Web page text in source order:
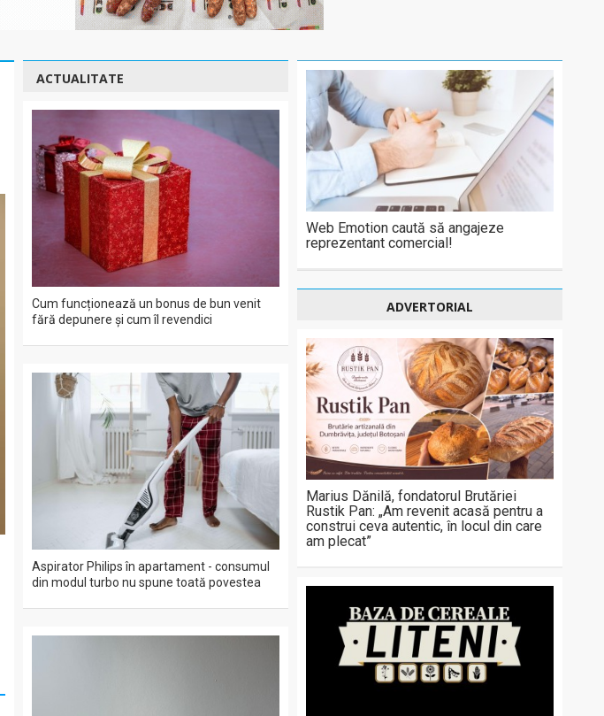
ACTUALITATE
Cum funcționează un bonus de bun venit
fără depunere și cum îl revendici
Aspirator Philips în apartament - consumul
din modul turbo nu spune toată povestea
Web Emotion caută să angajeze
reprezentant comercial!
ADVERTORIAL
Marius Dănilă, fondatorul Brutăriei
Rustik Pan: „Am revenit acasă pentru a
construi ceva autentic, în locul din care
am plecat”